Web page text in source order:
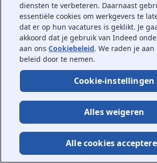
diensten te verbeteren. Daarnaast
essentiële cookies om werkgevers te
dat er op hun vacatures is geklikt. Je
akkoord dat je gebruik van Indeed
aan onsCookiebeleid. We raden je
beleid door te nemen.
Cookie-instellingen
Alles weigeren
Alle cookies